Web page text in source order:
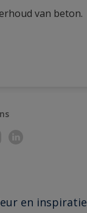
van beton.
en inspiratie